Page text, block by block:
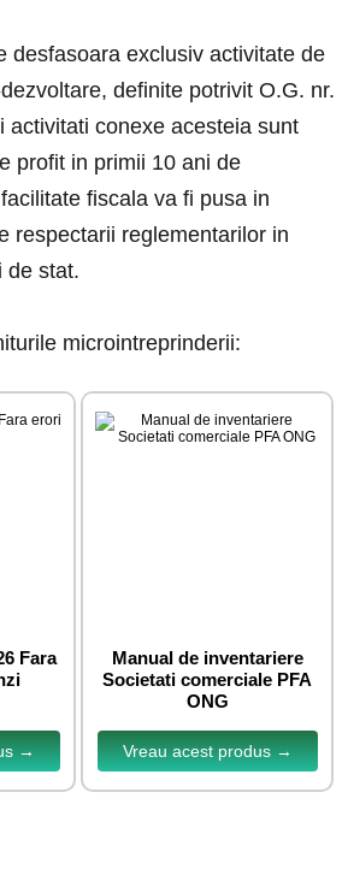
desfasoara exclusiv activitate de
definite potrivit O.G. nr.
activitati conexe acesteia sunt
profit in primii 10 ani de
fiscala va fi pusa in
respectarii reglementarilor in
de stat.
microintreprinderii:
Fara
→
Manual de inventariere
Societati comerciale PFA
ONG
Vreau acest produs →